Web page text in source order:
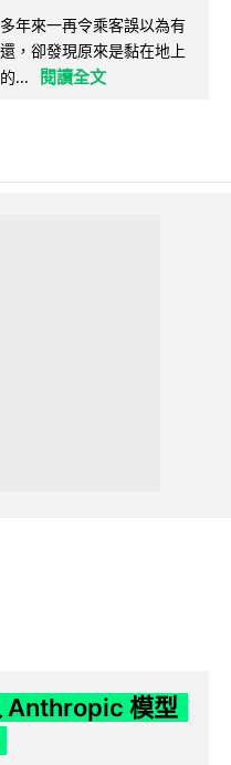
年來一再令乘客誤以為有
，卻發現原來是黏在地上
...
閱讀全文
Anthropic 模型